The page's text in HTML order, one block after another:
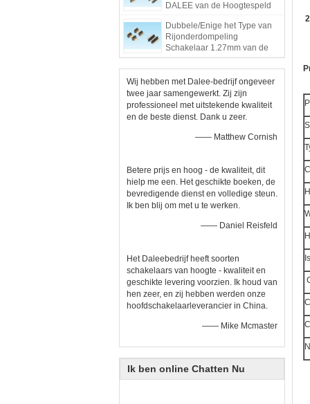
DALEE van de Hoogtespeld
Dubbele/Enige het Type van
Rijonderdompeling
Schakelaar 1.27mm van de
Speldkopbal Hoogtepbt Norm
Wij hebben met Dalee-bedrijf ongeveer
twee jaar samengewerkt. Zij zijn
professioneel met uitstekende kwaliteit
en de beste dienst. Dank u zeer.
—— Matthew Cornish
Betere prijs en hoog - de kwaliteit, dit
hielp me een. Het geschikte boeken, de
bevredigende dienst en volledige steun.
Ik ben blij om met u te werken.
—— Daniel Reisfeld
Het Daleebedrijf heeft soorten
schakelaars van hoogte - kwaliteit en
geschikte levering voorzien. Ik houd van
hen zeer, en zij hebben werden onze
hoofdschakelaarleverancier in China.
—— Mike Mcmaster
Ik ben online Chatten Nu